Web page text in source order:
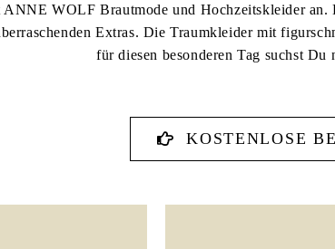
ANNE WOLF Brautmode und Hochzeitskleider
Extras. Die Traumkleider mit
für diesen besonderen Tag suchst
KOSTENLOSE